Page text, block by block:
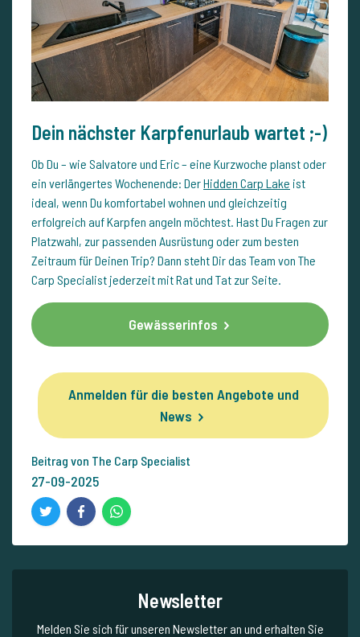
Dein nächster Karpfenurlaub wartet ;-)
Ob Du – wie Salvatore und Eric – eine Kurzwoche planst oder
ein verlängertes Wochenende: DerHidden Carp Lake ist
ideal, wenn Du komfortabel wohnen und gleichzeitig
erfolgreich auf Karpfen angeln möchtest. Hast Du Fragen zur
Platzwahl, zur passenden Ausrüstung oder zum besten
Zeitraum für Deinen Trip? Dann steht Dir das Team von The
Carp Specialist jederzeit mit Rat und Tat zur Seite.
Gewässerinfos
Anmelden für die besten Angebote und
News
Beitrag von The Carp Specialist
27-09-2025
Newsletter
Melden Sie sich für unseren Newsletter an und erhalten Sie